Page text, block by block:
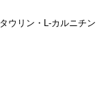
ウリン・L-カルニチン